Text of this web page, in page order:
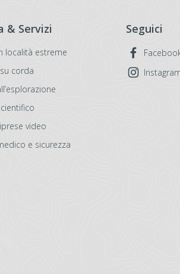
& Servizi
località estreme
corda
video
e sicurezza
Seguici